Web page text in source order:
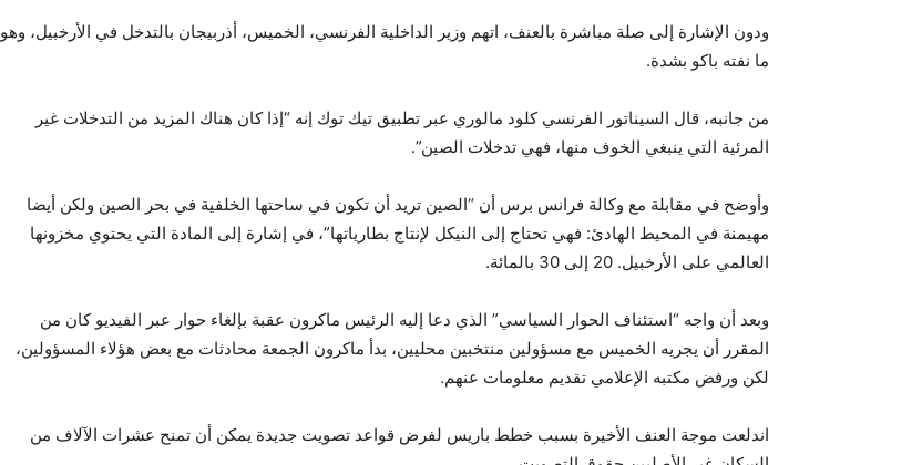
ودون الإشارة إلى صلة مباشرة بالعنف، اتهم وزير الداخلية الفرنسي، الخميس، أذربيجان بالتدخل في الأرخبيل، وهو
ما نفته باكو بشدة.
من جانبه، قال السيناتور الفرنسي كلود مالوري عبر تطبيق تيك توك إنه “إذا كان هناك المزيد من التدخلات غير
المرئية التي ينبغي الخوف منها، فهي تدخلات الصين”.
وأوضح في مقابلة مع وكالة فرانس برس أن “الصين تريد أن تكون في ساحتها الخلفية في بحر الصين ولكن أيضا
مهيمنة في المحيط الهادئ: فهي تحتاج إلى النيكل لإنتاج بطارياتها”، في إشارة إلى المادة التي يحتوي مخزونها
العالمي على الأرخبيل. 20 إلى 30 بالمائة.
وبعد أن واجه “استئناف الحوار السياسي” الذي دعا إليه الرئيس ماكرون عقبة بإلغاء حوار عبر الفيديو كان من
المقرر أن يجريه الخميس مع مسؤولين منتخبين محليين، بدأ ماكرون الجمعة محادثات مع بعض هؤلاء المسؤولين،
لكن ورفض مكتبه الإعلامي تقديم معلومات عنهم.
اندلعت موجة العنف الأخيرة بسبب خطط باريس لفرض قواعد تصويت جديدة يمكن أن تمنح عشرات الآلاف من